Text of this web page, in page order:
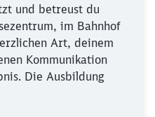
und betreust du
im Bahnhof
Art, deinem
Kommunikation
Die Ausbildung